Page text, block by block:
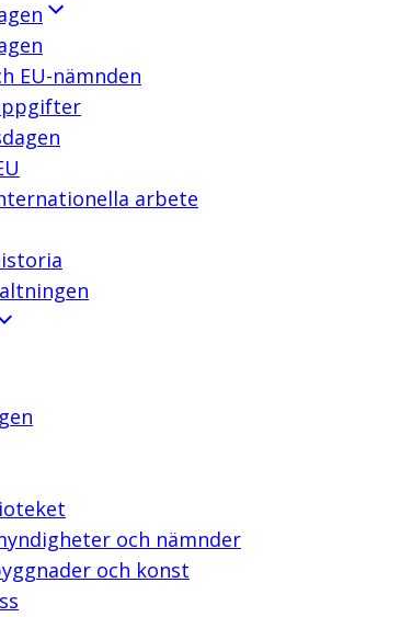
EU-nämnden
arbete
och nämnder
och konst